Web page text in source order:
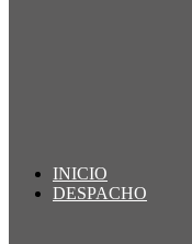
INICIO
DESPACHO